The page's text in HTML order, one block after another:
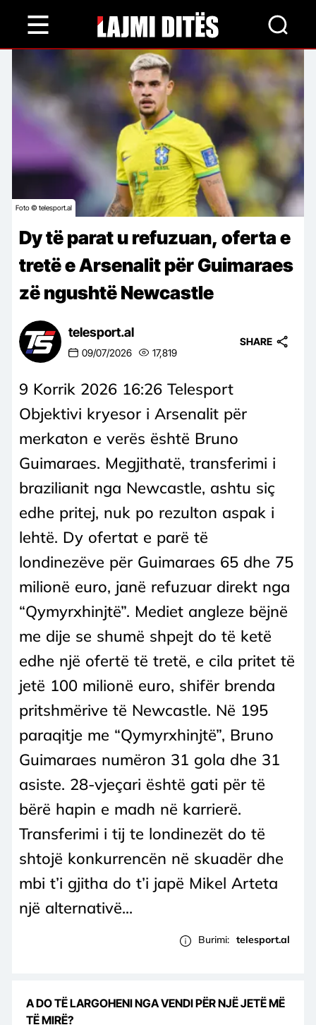
content
Foto © telesport.al
Dy të parat u refuzuan, oferta e
tretë e Arsenalit për Guimaraes
zë ngushtë Newcastle
telesport.al
09/07/2026 17,819
SHARE
9 Korrik 2026 16:26 Telesport
Objektivi kryesor i Arsenalit për
merkaton e verës është Bruno
Guimaraes. Megjithatë, transferimi i
brazilianit nga Newcastle, ashtu siç
edhe pritej, nuk po rezulton aspak i
lehtë. Dy ofertat e parë të
londinezëve për Guimaraes 65 dhe 75
milionë euro, janë refuzuar direkt nga
“Qymyrxhinjtë”. Mediet angleze bëjnë
me dije se shumë shpejt do të ketë
edhe një ofertë të tretë, e cila pritet të
jetë 100 milionë euro, shifër brenda
pritshmërive të Newcastle. Në 195
paraqitje me “Qymyrxhinjtë”, Bruno
Guimaraes numëron 31 gola dhe 31
asiste. 28-vjeçari është gati për të
bërë hapin e madh në karrierë.
Transferimi i tij te londinezët do të
shtojë konkurrencën në skuadër dhe
mbi t’i gjitha do t’i japë Mikel Arteta
një alternativë...
Burimi: telesport.al
A DO TË LARGOHENI NGA VENDI PËR NJË JETË MË
TË MIRË?